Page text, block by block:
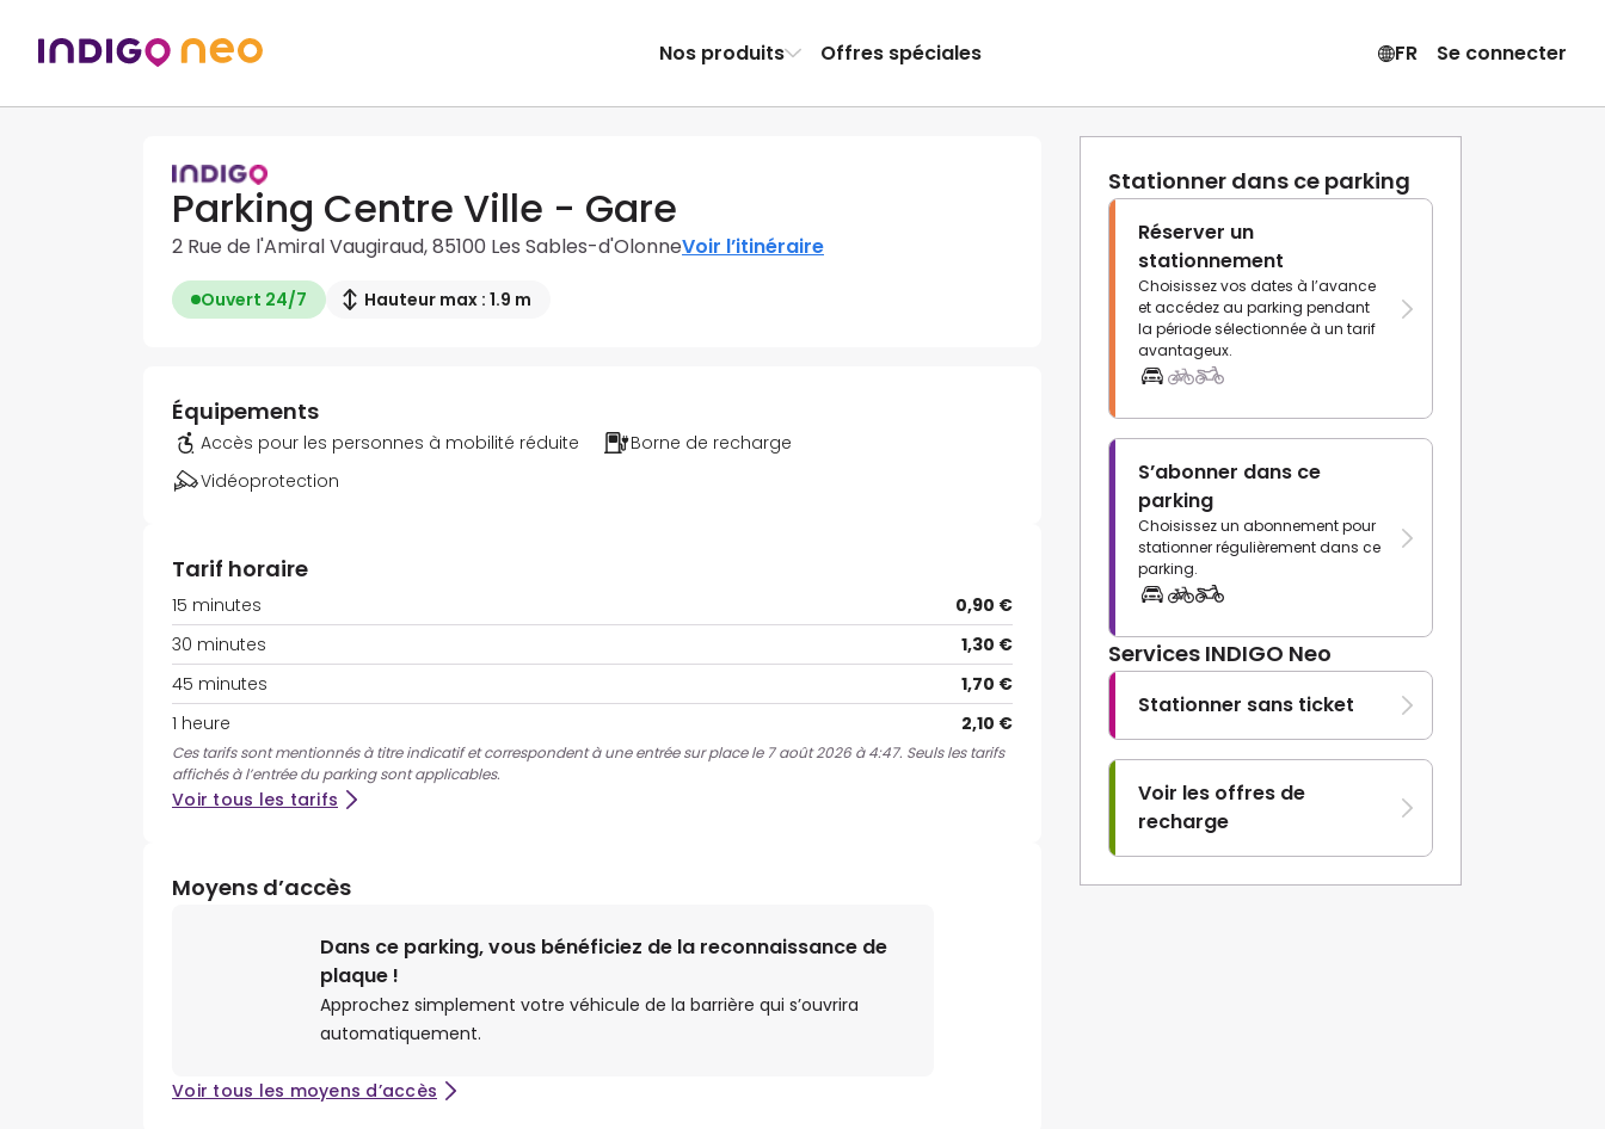
Nos produits Offres spéciales FR Se connecter
Parking Centre Ville - Gare
2 Rue de l'Amiral Vaugiraud, 85100 Les Sables-d'OlonneVoir l’itinéraire
Ouvert 24/7 Hauteur max : 1.9 m
Stationner dans ce parking
Réserver un
stationnement
Choisissez vos dates à l’avance
et accédez au parking pendant
la période sélectionnée à un tarif
avantageux.
S’abonner dans ce
parking
Choisissez un abonnement pour
stationner régulièrement dans ce
parking.
Services INDIGO Neo
Stationner sans ticket
Voir les offres de
recharge
Équipements
Accès pour les personnes à mobilité réduite
Borne de recharge
Vidéoprotection
Tarif horaire
15 minutes
0,90 €
30 minutes
1,30 €
45 minutes
1,70 €
1 heure
2,10 €
Ces tarifs sont mentionnés à titre indicatif et correspondent à une entrée sur place le 7 août 2026 à 4:47. Seuls les tarifs
affichés à l’entrée du parking sont applicables.
Voir tous les tarifs
Moyens d’accès
Dans ce parking, vous bénéficiez de la reconnaissance de
plaque !
Approchez simplement votre véhicule de la barrière qui s’ouvrira
automatiquement.
Voir tous les moyens d’accès